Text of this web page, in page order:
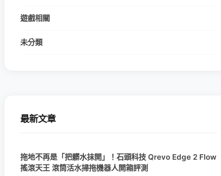
遊戲相關
未分類
最新文章
拖地不再是「把髒水抹開」！石頭科技 Qrevo Edge 2 Flow
搖滾天王 滾筒活水掃拖機器人開箱評測